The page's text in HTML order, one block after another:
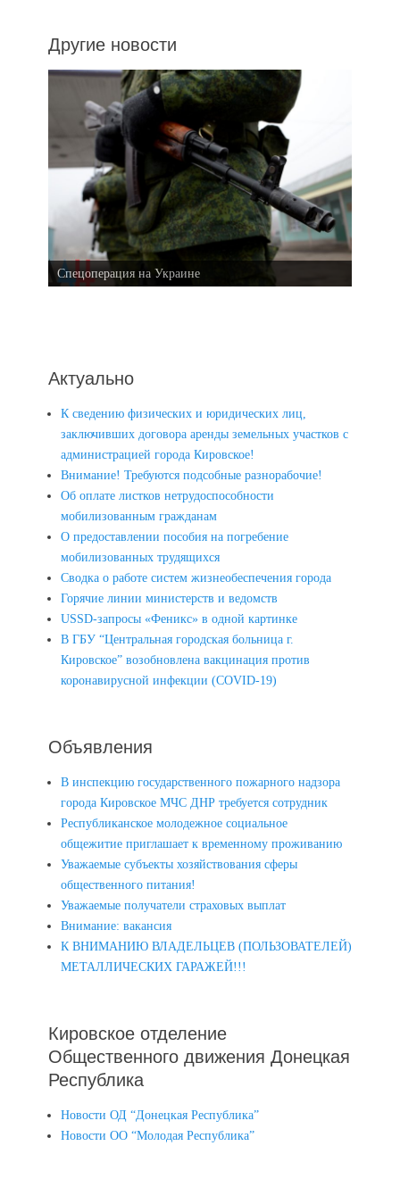
Другие новости
Спецоперация на Украине
Актуально
К сведению физических и юридических лиц,
заключивших договора аренды земельных участков с
администрацией города Кировское!
Внимание! Требуются подсобные разнорабочие!
Об оплате листков нетрудоспособности
мобилизованным гражданам
О предоставлении пособия на погребение
мобилизованных трудящихся
Сводка о работе систем жизнеобеспечения города
Горячие линии министерств и ведомств
USSD-запросы «Феникс» в одной картинке
В ГБУ “Центральная городская больница г.
Кировское” возобновлена вакцинация против
коронавирусной инфекции (COVID-19)
Объявления
В инспекцию государственного пожарного надзора
города Кировское МЧС ДНР требуется сотрудник
Республиканское молодежное социальное
общежитие приглашает к временному проживанию
Уважаемые субъекты хозяйствования сферы
общественного питания!
Уважаемые получатели страховых выплат
Внимание: вакансия
К ВНИМАНИЮ ВЛАДЕЛЬЦЕВ (ПОЛЬЗОВАТЕЛЕЙ)
МЕТАЛЛИЧЕСКИХ ГАРАЖЕЙ!!!
Кировское отделение
Общественного движения Донецкая
Республика
Новости ОД “Донецкая Республика”
Новости ОО “Молодая Республика”